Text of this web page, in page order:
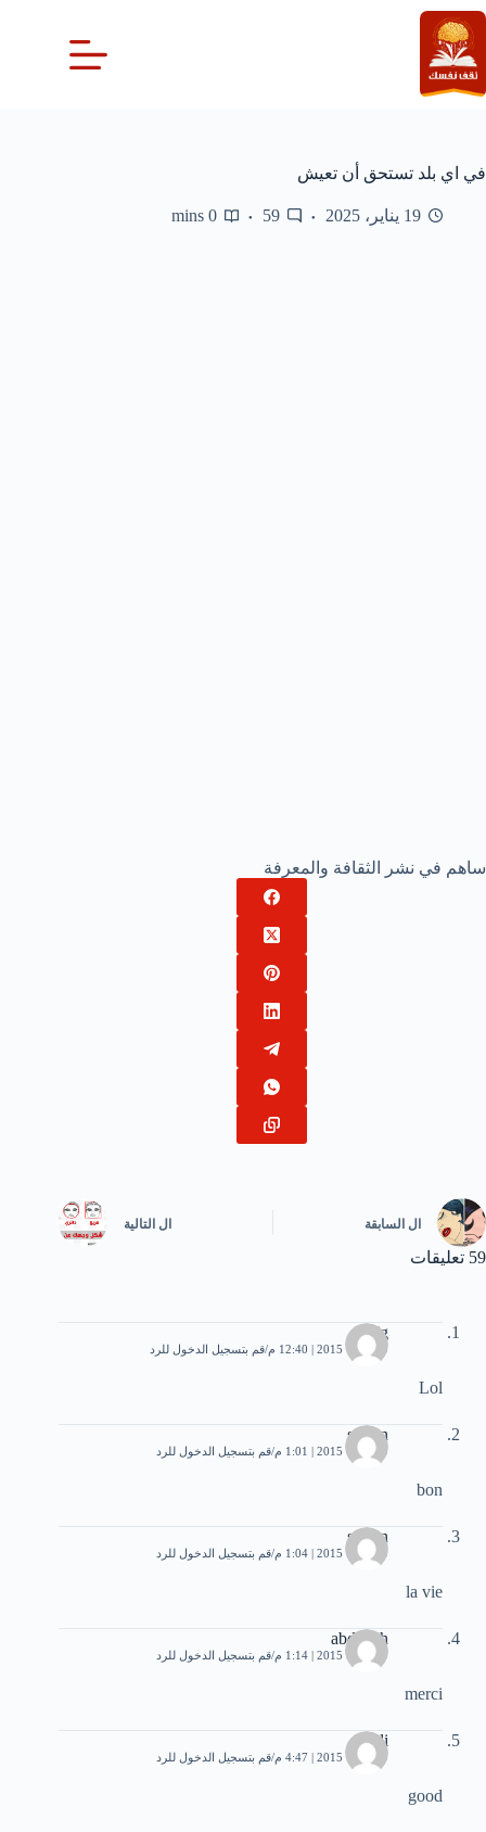
التجاوز
إلى
المحتوى
في اي بلد تستحق أن تعيش
19 يناير، 2025 59
0 mins
ساهم في نشر الثقافة والمعرفة
ال السابقة ال التالية
59 تعليقات
Mg
9 أكتوبر، 2015 | 12:40 م قم بتسجيل الدخول للرد
Lol
sofien
9 أكتوبر، 2015 | 1:01 م قم بتسجيل الدخول للرد
bon
sofien
9 أكتوبر، 2015 | 1:04 م قم بتسجيل الدخول للرد
la vie
abdellah
9 أكتوبر، 2015 | 1:14 م قم بتسجيل الدخول للرد
merci
ali
9 أكتوبر، 2015 | 4:47 م قم بتسجيل الدخول للرد
good